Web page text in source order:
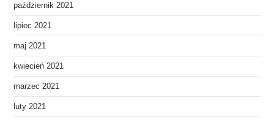
październik 2021
lipiec 2021
maj 2021
kwiecień 2021
marzec 2021
luty 2021